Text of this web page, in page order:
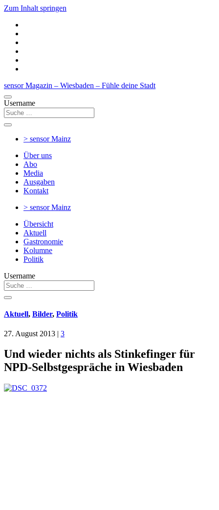
Zum Inhalt springen
sensor Magazin – Wiesbaden – Fühle deine Stadt
Username
> sensorMainz
Über uns
Abo
Media
Ausgaben
Kontakt
> sensorMainz
Übersicht
Aktuell
Gastronomie
Kolumne
Politik
Username
Aktuell, Bilder, Politik
27. August 2013 | 3
Und wieder nichts als Stinkefinger für
NPD-Selbstgespräche in Wiesbaden